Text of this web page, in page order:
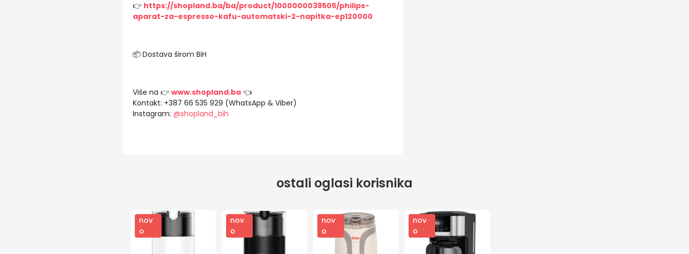
👉 https://shopland.ba/ba/product/1000000039505/philips-
aparat-za-espresso-kafu-automatski-2-napitka-ep120000
📦 Dostava širom BiH
Više na 👉 www.shopland.ba👈
Kontakt: +387 66 535 929 (WhatsApp & Viber)
Instagram: @shopland_bih
ostali oglasi korisnika
nov
o
nov
o
nov
o
nov
o